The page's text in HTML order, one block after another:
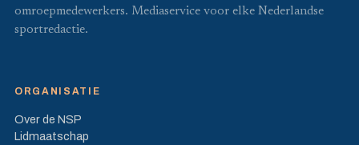
omroepmedewerkers. Mediaservice voor elke Nederlandse
sportredactie.
ORGANISATIE
Over de NSP
Lidmaatschap